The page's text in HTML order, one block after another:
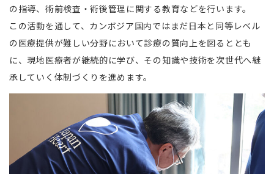
の指導、術前検査・術後管理に関する教育などを行います。
この活動を通して、カンボジア国内ではまだ日本と同等レベル
の医療提供が難しい分野において診療の質向上を図るととも
に、現地医療者が継続的に学び、その知識や技術を次世代へ継
承していく体制づくりを進めます。